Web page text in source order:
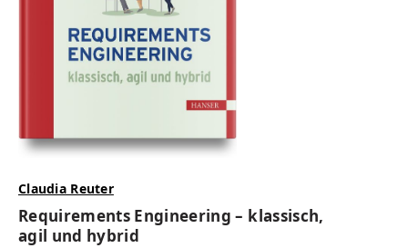
Claudia Reuter
Requirements Engineering – klassisch,
agil und hybrid